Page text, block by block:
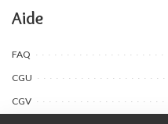
Aide
FAQ
CGU
CGV